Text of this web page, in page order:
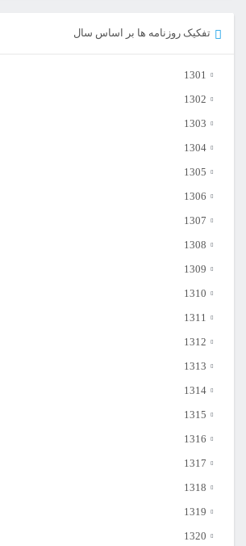
تفکیک روزنامه ها بر اساس سال
1301
1302
1303
1304
1305
1306
1307
1308
1309
1310
1311
1312
1313
1314
1315
1316
1317
1318
1319
1320